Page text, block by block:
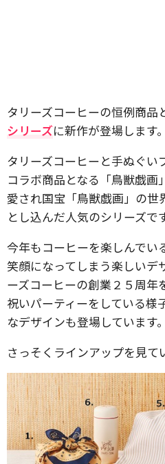
タリーズコーヒーの恒例商品
シリーズに新作が登場します。
タリーズコーヒーと手ぬぐい
コラボ商品となる「鳥獣戯画
愛され国宝「鳥獣戯画」の
とし込んだ人気のシリーズです
今年もコーヒーを楽しんでい
笑顔になってしまう楽しいデ
ーズコーヒーの創業２５周年
祝いパーティーをしている様
なデザインも登場しています。
さっそくラインアップを見て